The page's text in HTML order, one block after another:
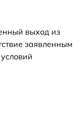
выход из
заявленным